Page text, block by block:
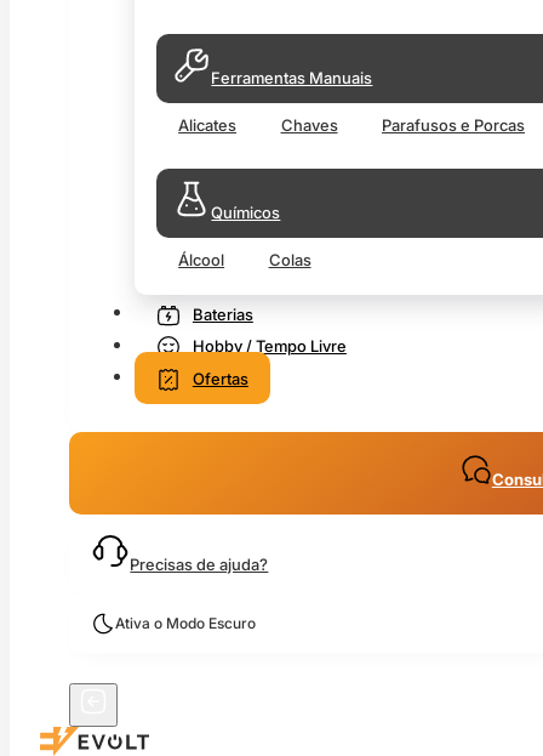
Ferramentas Manuais
Alicates Chaves Parafusos e Porcas
Químicos
Álcool Colas
Baterias
Hobby / Tempo Livre
Ofertas
Precisas de ajuda?
Ativa o Modo Escuro